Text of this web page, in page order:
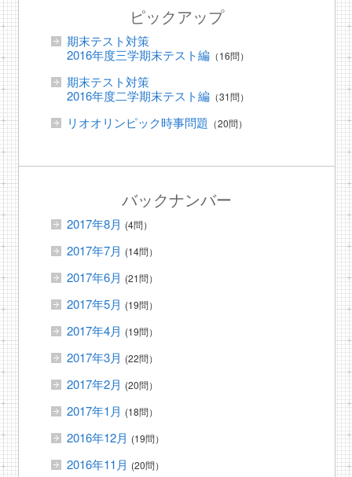
ピックアップ
期末テスト対策
2016年度三学期末テスト編（16問）
期末テスト対策
2016年度二学期末テスト編（31問）
リオオリンピック時事問題 （20問）
バックナンバー
2017年8月 (4問）
2017年7月 (14問）
2017年6月 (21問）
2017年5月 (19問）
2017年4月 (19問）
2017年3月 (22問）
2017年2月 (20問）
2017年1月 (18問）
2016年12月 (19問）
2016年11月 (20問）